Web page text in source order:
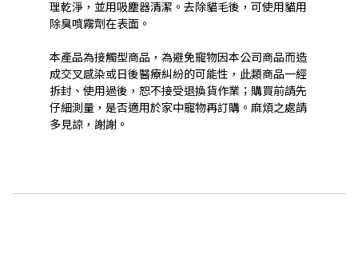
理乾淨，並用吸塵器清潔。去除貓毛後，可使用貓用
除臭噴霧劑在表面。
本產品為接觸型商品，為避免寵物因本公司商品而造
成交叉感染或日後醫療糾紛的可能性，此類商品一經
拆封、使用過後，恕不接受退換貨作業；購買前請先
仔細測量，是否適用於家中寵物再訂購。麻煩之處請
多見諒，謝謝。